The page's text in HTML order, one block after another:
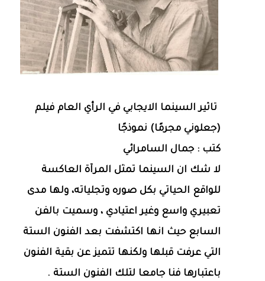
تاثير السينما الايجابي في الرأي العام فيلم
(جعلوني مجرمًا) نموذجًا
كتب : جمال السامرائي
لا شك ان السينما تمثل المرآة العاكسة
للواقع الحياتي بكل صوره وتجلياته، ولها مدى
تعبيري واسع وغير اعتيادي ، وسميت بالفن
السابع حيث انها اكتشفت بعد الفنون الستة
التي عرفت قبلها ولكنها تتميز عن بقية الفنون
باعتبارها فنا جامعا لتلك الفنون الستة .